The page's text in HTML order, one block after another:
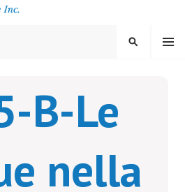
WHITE ESTATE
INC.
MENU
CERCA
B-Le
nella